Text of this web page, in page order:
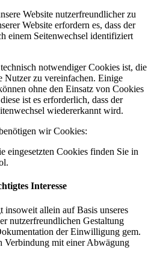
Website nutzerfreundlicher zu
Website erfordern es, dass der
einem Seitenwechsel identifiziert
notwendiger Cookies ist, die
Nutzer zu vereinfachen. Einige
ohne den Einsatz von Cookies
ist es erforderlich, dass der
wiedererkannt wird.
wir Cookies:
eingesetzten Cookies finden Sie in
Interesse
allein auf Basis unseres
nutzerfreundlichen Gestaltung
der Einwilligung gem.
mit einer Abwägung